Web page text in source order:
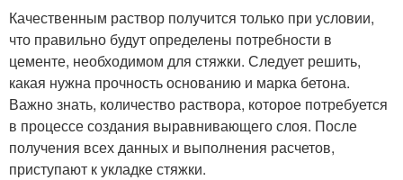
Качественным раствор получится только при условии,
что правильно будут определены потребности в
цементе, необходимом для стяжки. Следует решить,
какая нужна прочность основанию и марка бетона.
Важно знать, количество раствора, которое потребуется
в процессе создания выравнивающего слоя. После
получения всех данных и выполнения расчетов,
приступают к укладке стяжки.